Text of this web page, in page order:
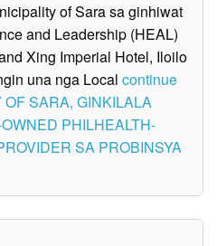
of Sara sa ginhiwat
and Leadership (HEAL)
Xing Imperial Hotel, Iloilo
una nga Local continue
SARA, GINKILALA
PHILHEALTH-
SA PROBINSYA